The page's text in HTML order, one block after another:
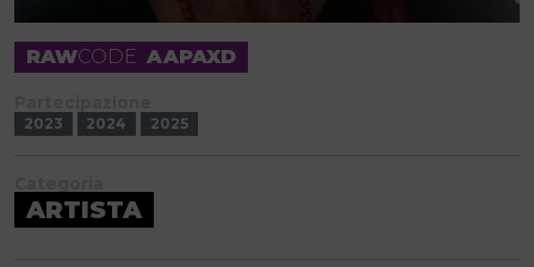
RAWCODE AAPAXD
2023 2024 2025
ARTISTA